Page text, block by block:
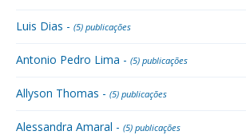
Luis Dias - (5) publicações
Antonio Pedro Lima - (5) publicações
Allyson Thomas - (5) publicações
Alessandra Amaral - (5) publicações